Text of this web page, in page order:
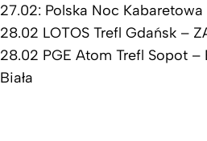
27.02: Polska Noc Kabaretowa
28.02 LOTOS Trefl Gdańsk –
28.02 PGE Atom Trefl Sopot
Biała